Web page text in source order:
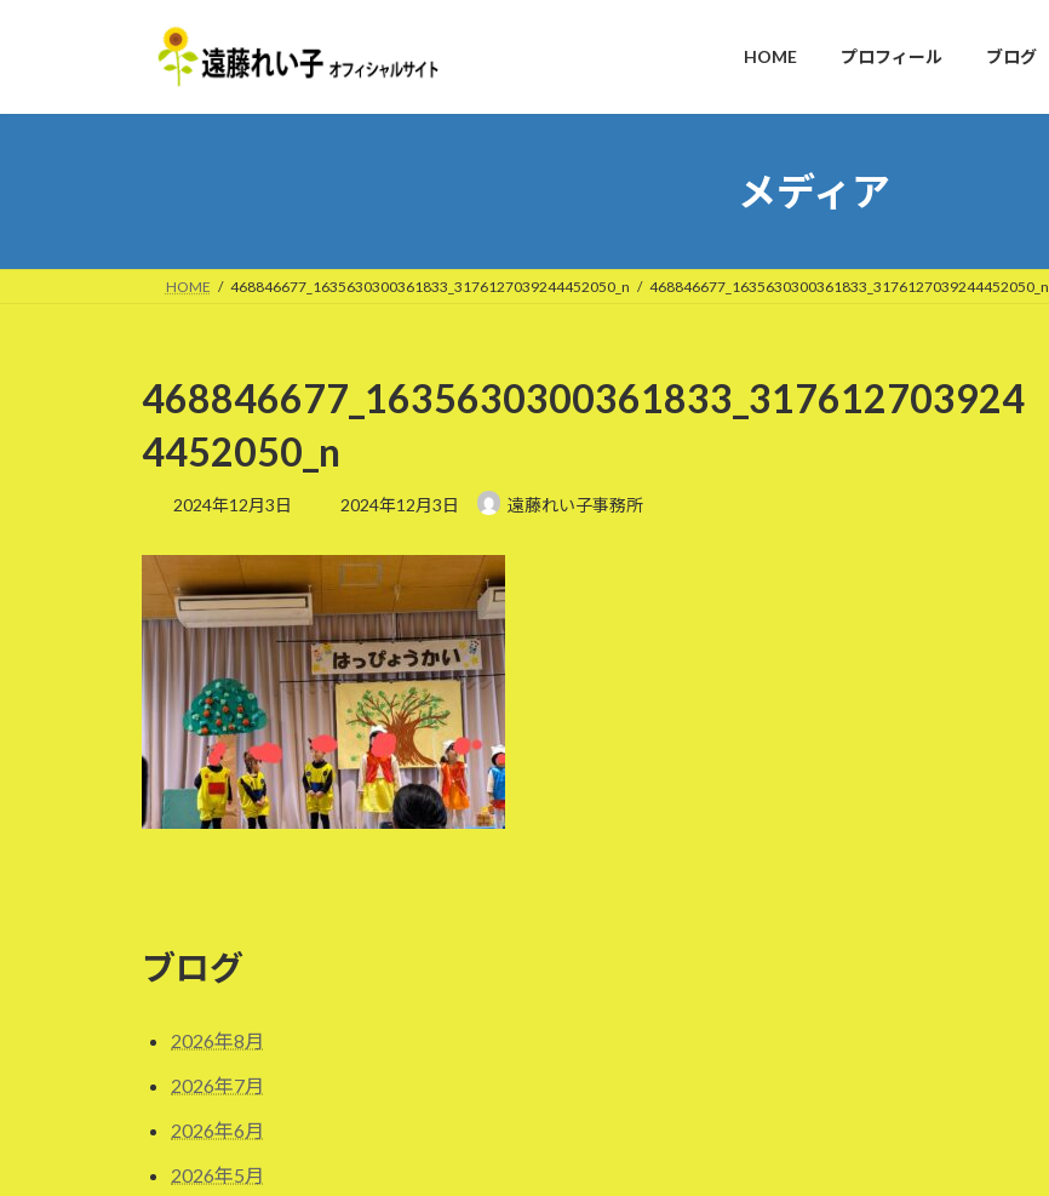
プ
動
HOME プロフィール ブログ
メディア
HOME 468846677_1635630300361833_3176127039244452050_n 468846677_1635630300361833_3176127039244452050_n
468846677_1635630300361833_317612703924
4452050_n
2024年12月3日
最
新
時
:
2024年12月3日 遠藤れい子事務所
ブログ
2026年8月
2026年7月
2026年6月
2026年5月